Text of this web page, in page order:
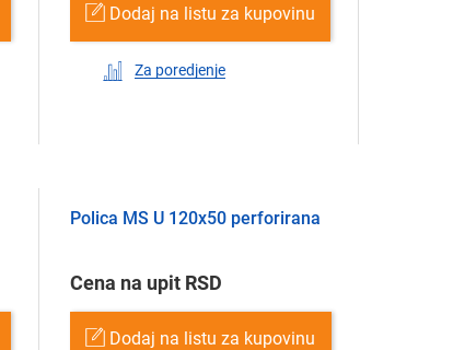
Dodaj na listu za kupovinu
Za poredjenje
Polica MS U 120х50 perforirana
Cena na upit RSD
Dodaj na listu za kupovinu